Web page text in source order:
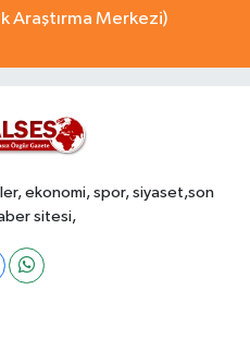
RAM (Rehberlik Araştırma Merkezi)
ekonomi, spor, siyaset,son
sitesi,